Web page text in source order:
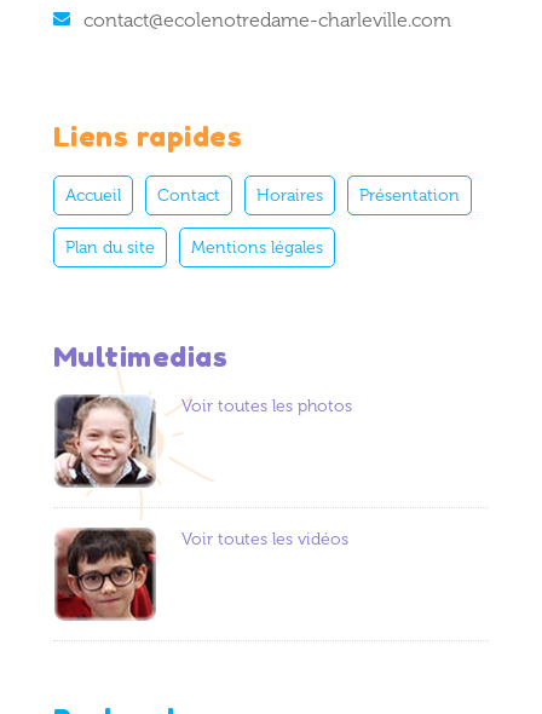
contact@ecolenotredame-charleville.com
Liens rapides
Accueil Contact Horaires Présentation
Plan du site Mentions légales
Multimedias
Voir toutes les photos
Voir toutes les vidéos